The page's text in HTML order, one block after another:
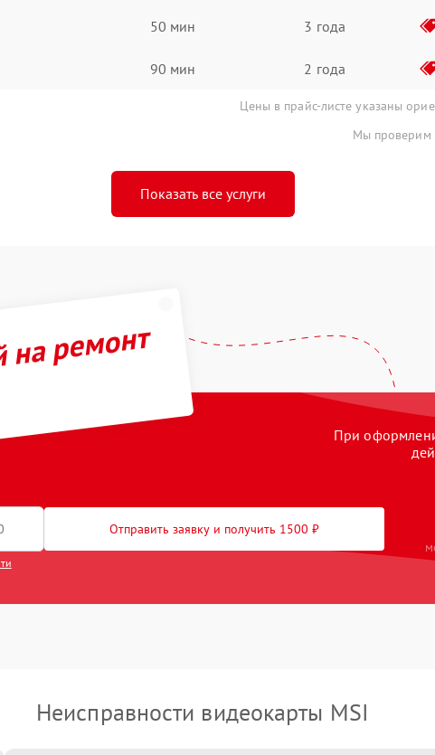
50 мин 3 года
90 мин 2 года
Цены в прайс-листе указаны
Мы проверим
Показать все услуги
ремонт
При
Отправить заявку и получить 1500 ₽
Неисправности видеокарты MSI